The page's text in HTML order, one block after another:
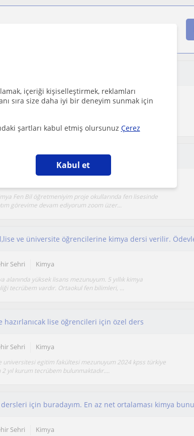
içeriği kişiselleştirmek, reklamları
sıra size daha iyi bir deneyim sunmak için
şartları kabul etmiş olursunuz Çerez
Kabul et
seninle iletişime geçmesini sağla
Sehri Kimya
ile ilgili yeniliklerden haberdar olmak isterim
Fen Bil öğretmeniyim proje okullarında fen lisesinde
görevime devam ediyorum zoom üzer...
Sehri Kimya
alanında yüksek lisans mezunuyum. 5 yıllık kimya
tecrübem vardır. Ortaokul fen bilimleri, ...
hazırlanıcak lise öğrencileri için özel ders
Sehri Kimya
universitesi egitim fakültesi mezunuyum 2024 kpss türkiye
2 yıl kurum tecrübem bulunmaktadır....
Sehri Kimya